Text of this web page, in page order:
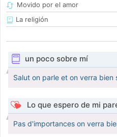
Movido por el amor
La religión
un poco sobre mí
Salut on parle et on verra bien
Lo que espero de mi
Pas d'importances on verra